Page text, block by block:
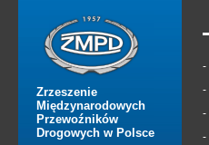
Zrzeszenie
Międzynarodowych
Przewoźników
Drogowych w Polsce
-
-
-
-